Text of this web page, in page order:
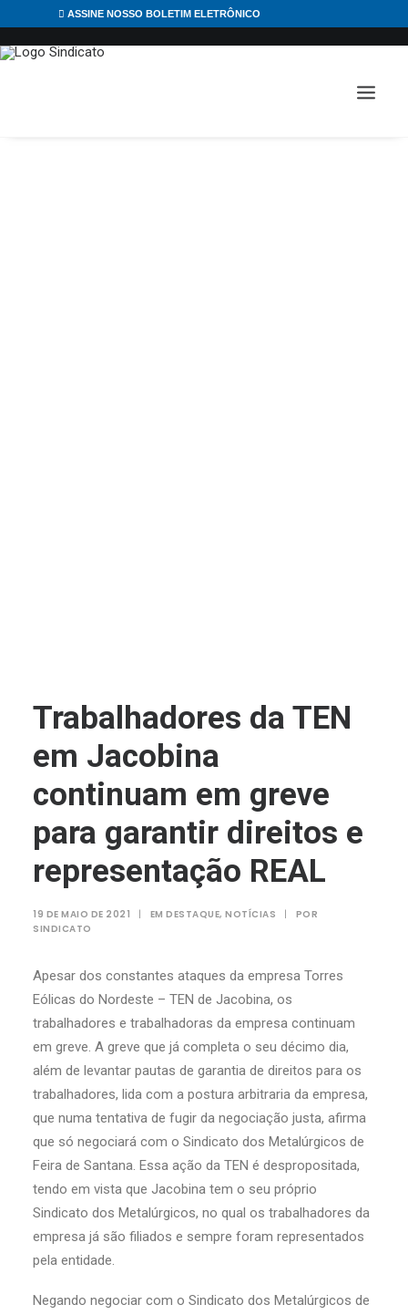
ASSINE NOSSO BOLETIM ELETRÔNICO
Trabalhadores da TEN
em Jacobina
continuam em greve
para garantir direitos e
representação REAL
19 DE MAIO DE 2021 | EM DESTAQUE, NOTÍCIAS |
POR
SINDICATO
Apesar dos constantes ataques da empresa Torres
Eólicas do Nordeste – TEN de Jacobina, os
trabalhadores e trabalhadoras da empresa continuam
em greve. A greve que já completa o seu décimo dia,
além de levantar pautas de garantia de direitos para os
trabalhadores, lida com a postura arbitraria da empresa,
que numa tentativa de fugir da negociação justa, afirma
que só negociará com o Sindicato dos Metalúrgicos de
Feira de Santana. Essa ação da TEN é despropositada,
tendo em vista que Jacobina tem o seu próprio
Sindicato dos Metalúrgicos, no qual os trabalhadores da
empresa já são filiados e sempre foram representados
pela entidade.
Negando negociar com o Sindicato dos Metalúrgicos de